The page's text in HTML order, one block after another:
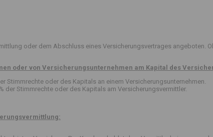
oder dem Abschluss eines Versicherungsvertrages angeboten.
oder von Versicherungsunternehmen am Kapital des
Stimmrechte oder des Kapitals an einem Versicherungsunternehmen.
der Stimmrechte oder des Kapitals am Versicherungsvermittler.